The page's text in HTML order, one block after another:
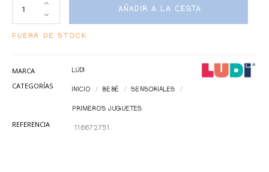
AÑADIR A LA CESTA
FUERA DE STOCK
MARCA LUDI
CATEGORÍAS INICIO BEBÉ SENSORIALES
PRIMEROS JUGUETES
REFERENCIA 116672751